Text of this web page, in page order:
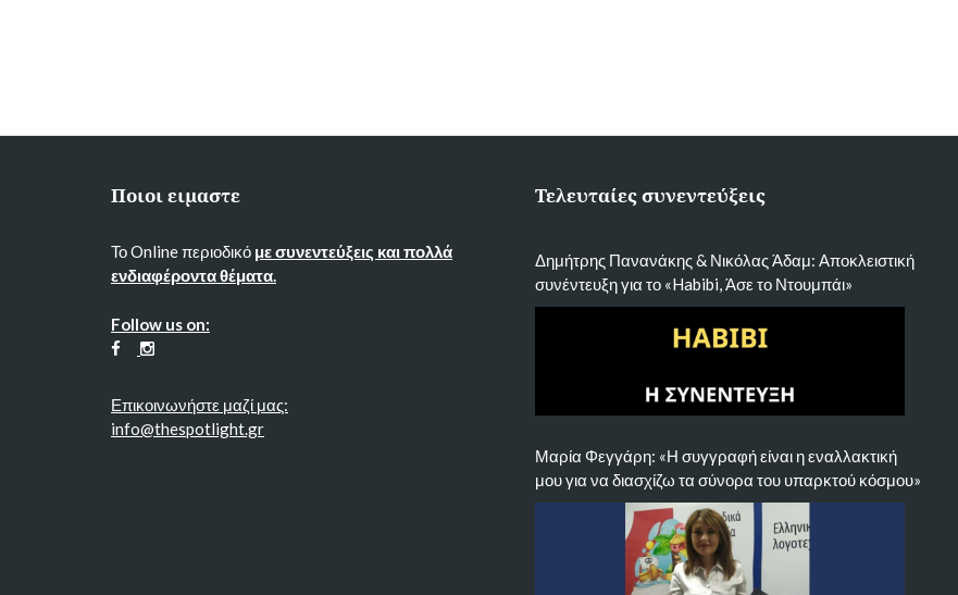
Ποιοι ειμαστε
Το Online περιοδικό με συνεντεύξεις και πολλά
ενδιαφέροντα θέματα.
Follow us on:
Επικοινωνήστε μαζί μας:
info@thespotlight.gr
Τελευταίες συνεντεύξεις
Δημήτρης Πανανάκης & Νικόλας Άδαμ: Αποκλειστική
συνέντευξη για το «Habibi, Άσε το Ντουμπάι»
Μαρία Φεγγάρη: «Η συγγραφή είναι η εναλλακτική
μου για να διασχίζω τα σύνορα του υπαρκτού κόσμου»